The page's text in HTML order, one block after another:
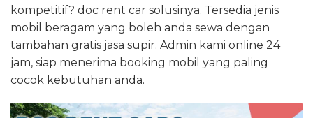
kompetitif? doc rent car solusinya. Tersedia jenis
mobil beragam yang boleh anda sewa dengan
tambahan gratis jasa supir. Admin kami online 24
jam, siap menerima booking mobil yang paling
cocok kebutuhan anda.